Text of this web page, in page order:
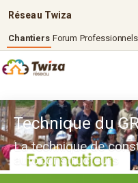
Réseau Twiza
Chantiers Forum Professionnels
Technique du
La technique de
autoconstructeurs